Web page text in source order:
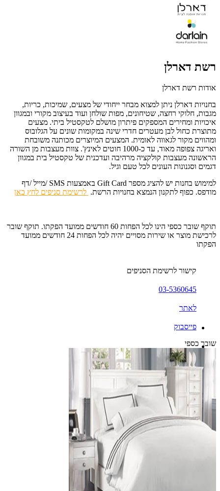
רשת דארלן
אודות רשת דארלן
בחנויות דארלן ניתן למצוא מבחר ייחודי של מצעים, שמיכות, כריות,
מגבות, חלוקי רחצה, שטיחונים, מפות שולחן ועוד בעיצוב מקורי ובמגוון
איכויות ומחירים המספקים פיתרון מושלם לטקסטיל ביתי. מצעים
מתוצרת כחול לבן מעטרים חדרי שינה במקומות שונים על הגלובוס
ומהווים מקור לגאווה לאומית. המצעים המיוצרים מכותנה משובחת
ואריגה צפופה מאוד, עד כ-1000 חוטים לאינץ'. צוות מעצבות מן השורה
הראשונה מעצבות קולקציה מרהיבה ועדכנית של טקסטיל בית במגוון
דגמים וסגנונות העונים לכל טעם וגיל.
למימוש בחנות יש להציג מספר Gift Card באמצעות SMS /מייל /דף
מודפס. כפוף לתקנון הנמצא בחנויות הרשת. לרשימת סניפים לחץ כאן
תוקף שובר כספי הינו לכל הפחות 60 חודשים ממועד הפקתו. תוקף שובר
לרכישת מוצר או שירות מסויים יהיה לכל הפחות 24 חודשים ממועד
הפקתו
קישור לרשימת הסניפים
03-5360645
לאתר
פייסבוק
שובר כספי